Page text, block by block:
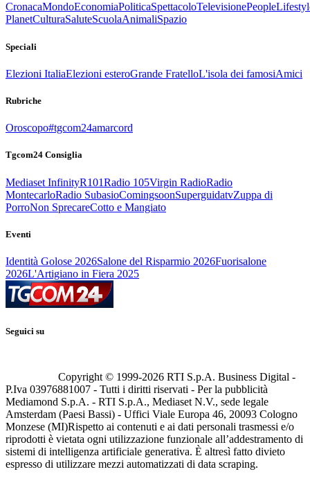
CronacaMondoEconomiaPoliticaSpettacoloTelevisionePeople
PlanetCulturaSaluteScuolaAnimaliSpazio
Speciali
Elezioni ItaliaElezioni esteroGrande FratelloL'isola dei famosiAmici
Rubriche
Oroscopo#tgcom24amarcord
Tgcom24 Consiglia
Mediaset InfinityR101Radio 105Virgin RadioRadio
MontecarloRadio SubasioComingsoonSuperguidatvZuppa di
PorroNon SprecareCotto e Mangiato
Eventi
Identità Golose 2026Salone del Risparmio 2026Fuorisalone
2026L'Artigiano in Fiera 2025
Seguici su
Copyright © 1999-2026 RTI S.p.A. Business Digital -
P.Iva 03976881007 - Tutti i diritti riservati - Per la pubblicità
Mediamond S.p.A. - RTI S.p.A., Mediaset N.V., sede legale
Amsterdam (Paesi Bassi) - Uffici Viale Europa 46, 20093 Cologno
Monzese (MI)Rispetto ai contenuti e ai dati personali trasmessi e/o
riprodotti è vietata ogni utilizzazione funzionale all’addestramento di
sistemi di intelligenza artificiale generativa. È altresì fatto divieto
espresso di utilizzare mezzi automatizzati di data scraping.